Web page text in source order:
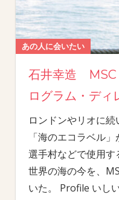
あの人に会いたい
石井幸造 MSC
ログラム・ディ
ロンドンやリオに
「海のエコラベル
選手村などで使用す
世界の海の今を、
いた。 Profile いし